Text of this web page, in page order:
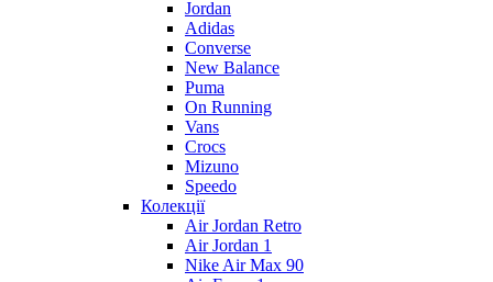
Jordan
Adidas
Converse
New Balance
Puma
On Running
Vans
Crocs
Mizuno
Speedo
Колекції
Air Jordan Retro
Air Jordan 1
Nike Air Max 90